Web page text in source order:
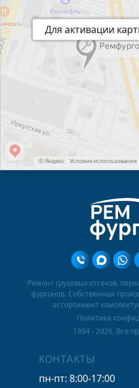
Для активации
Для активации
Ремонт грузовых отсеков,
фургонов. Собственная
ассортимент
Политика
1994 - 2026. Все
КОНТАКТЫ
пн-пт: 8:00-17:00